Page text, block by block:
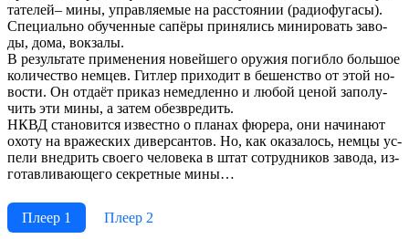
та­те­лей– ми­ны, управ­ляе­мые на рас­стоя­нии (ра­дио­фу­га­сы).
Спе­ци­аль­но обу­чен­ные са­пё­ры при­ня­лись ми­ни­ро­вать за­во­
ды, до­ма, во­кза­лы.
В ре­зуль­та­те при­ме­не­ния но­вей­ше­го ору­жия по­гиб­ло боль­шое
ко­ли­че­ст­во нем­цев. Гит­лер при­хо­дит в бе­шен­ст­во от этой но­
во­сти. Он от­да­ёт при­каз не­мед­лен­но и лю­бой це­ной за­по­лу­
чить эти ми­ны, а за­тем обез­вре­дить.
НКВД ста­но­вит­ся из­вест­но о пла­нах фю­ре­ра, они на­чи­на­ют
охо­ту на вра­же­ских ди­вер­сан­тов. Но, как ока­за­лось, нем­цы ус­
пе­ли вне­дрить сво­его че­ло­ве­ка в штат со­труд­ни­ков за­во­да, из­
го­тав­ли­ваю­ще­го сек­рет­ные ми­ны…
Плеер 1
Плеер 2